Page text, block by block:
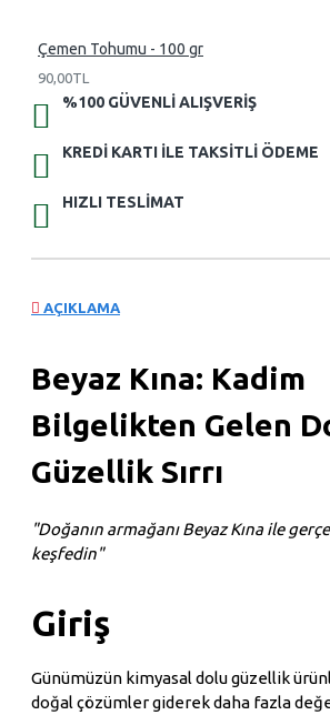
Çemen Tohumu - 100 gr
90,00TL
%100 GÜVENLI ALIŞVERIŞ
KREDI KARTI ILE TAKSITLI ÖDEME
HIZLI TESLIMAT
AÇIKLAMA
Beyaz Kına: Kadim
Bilgelikten Gelen
Güzellik Sırrı
"Doğanın armağanı Beyaz Kına ile
keşfedin"
Giriş
Günümüzün kimyasal dolu güzellik
doğal çözümler giderek daha fazla